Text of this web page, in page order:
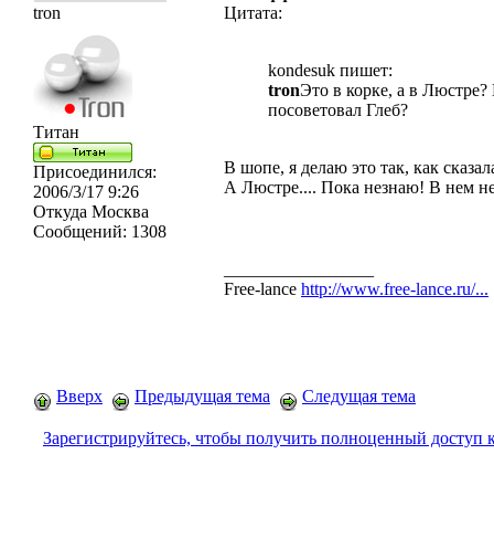
tron
Титан
Присоединился:
2006/3/17 9:26
Откуда Москва
Сообщений: 1308
Цитата:
kondesuk пишет:
tronЭто в корке, а в
посоветовал Глеб?
В шопе, я делаю это так, как
А Люстре.... Пока незнаю! В нем
Free-lance http://www.free-lance.ru/...
Вверх Предыдущая тема Следущая тема
Зарегистрируйтесь, чтобы получить полноценный доступ